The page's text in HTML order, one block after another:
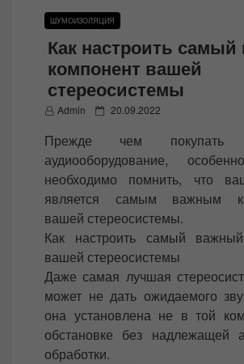
ШУМОИЗОЛЯЦИЯ
Как настроить
компонент вашей
стереосистемы
Admin
P
t
e
o
n
20.09.2022
Прежде чем покупать
аудиооборудование,
необходимо помнить, что
является самым важным
вашей стереосистемы.
Как настроить самый
вашей стереосистемы
Даже самая лучшая
может не дать ожидаемого
она установлена не в той
обстановке без надлежащей
обработки.